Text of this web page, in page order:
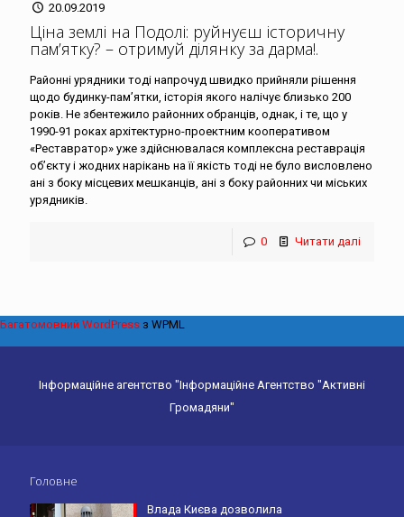
20.09.2019
Ціна землі на Подолі: руйнуєш історичну
пам’ятку? – отримуй ділянку за дарма!.
Районні урядники тоді напрочуд швидко прийняли рішення
щодо будинку-пам’ятки, історія якого налічує близько 200
років. Не збентежило районних обранців, однак, і те, що у
1990-91 роках архітектурно-проектним кооперативом
«Реставратор» уже здійснювалася комплексна реставрація
об’єкту і жодних нарікань на її якість тоді не було висловлено
ані з боку місцевих мешканців, ані з боку районних чи міських
урядників.
0 Читати далі
Інформаційне агентство "Інформаційне Агентство "Активні
Громадяни"
Головне
Влада Києва дозволила
Багатомовний WordPress з WPML